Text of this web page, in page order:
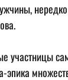
участницы